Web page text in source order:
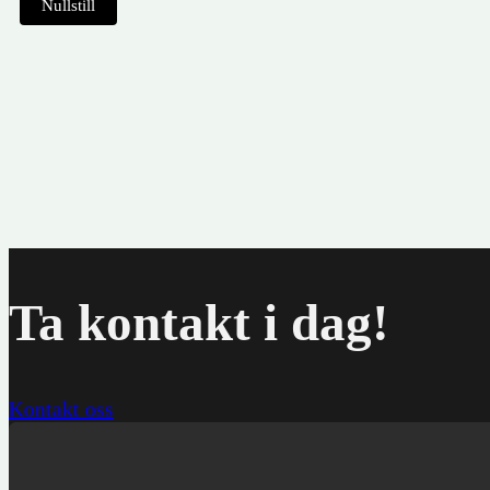
Nullstill
Ta kontakt i dag!
Kontakt oss